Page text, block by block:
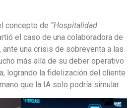
concepto de “Hospitalidad
el caso de una colaboradora de
ante una crisis de sobreventa a las
más allá de su deber operativo
logrando la fidelización del cliente
que la IA solo podría simular.